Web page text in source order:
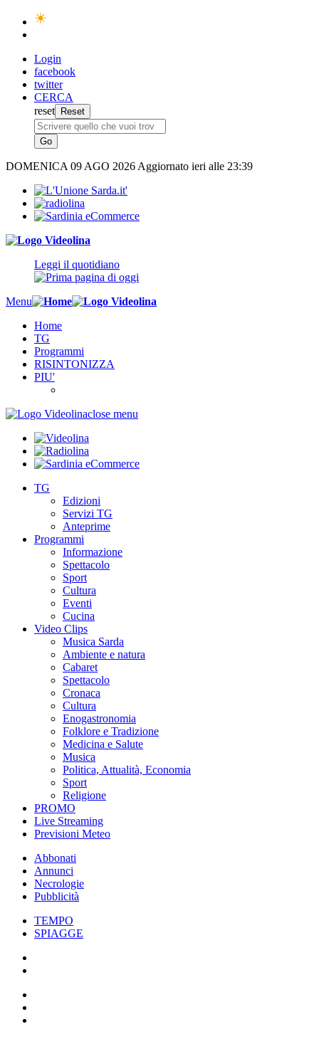
Login
facebook
twitter
CERCA
reset
DOMENICA 09 AGO 2026 Aggiornato ieri alle 23:39
Leggi il quotidiano
Menu
Home
TG
Programmi
RISINTONIZZA
PIU'
close menu
TG
Edizioni
Servizi TG
Anteprime
Programmi
Informazione
Spettacolo
Sport
Cultura
Eventi
Cucina
Video Clips
Musica Sarda
Ambiente e natura
Cabaret
Spettacolo
Cronaca
Cultura
Enogastronomia
Folklore e Tradizione
Medicina e Salute
Musica
Politica, Attualità, Economia
Sport
Religione
PROMO
Live Streaming
Previsioni Meteo
Abbonati
Annunci
Necrologie
Pubblicità
TEMPO
SPIAGGE